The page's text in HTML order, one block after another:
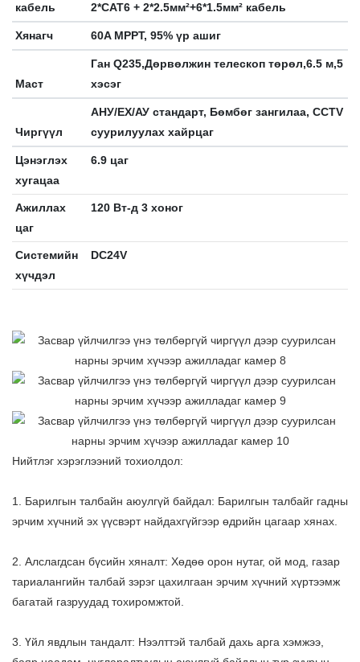
кабель
2*CAT6 + 2*2.5мм²+6*1.5мм² кабель
Хянагч 60A MPPT, 95% үр ашиг
Маст
Ган Q235,Дөрвөлжин телескоп төрөл,6.5 м,5
хэсэг
Чиргүүл
АНУ/ЕХ/АУ стандарт, Бөмбөг зангилаа, CCTV
суурилуулах хайрцаг
Цэнэглэх
хугацаа
6.9 цаг
Ажиллах
цаг
120 Вт-д 3 хоног
Системийн
хүчдэл
DC24V
Нийтлэг хэрэглээний тохиолдол:
1. Барилгын талбайн аюулгүй байдал: Барилгын талбайг гадны
эрчим хүчний эх үүсвэрт найдахгүйгээр өдрийн цагаар хянах.
2. Алслагдсан бүсийн хяналт: Хөдөө орон нутаг, ой мод, газар
тариалангийн талбай зэрэг цахилгаан эрчим хүчний хүртээмж
багатай газруудад тохиромжтой.
3. Үйл явдлын тандалт: Нээлттэй талбай дахь арга хэмжээ,